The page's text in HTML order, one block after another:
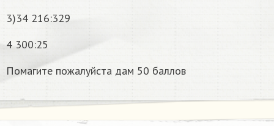
3)34 216:329
4 300:25
Помагите пожалуйста дам 50 баллов